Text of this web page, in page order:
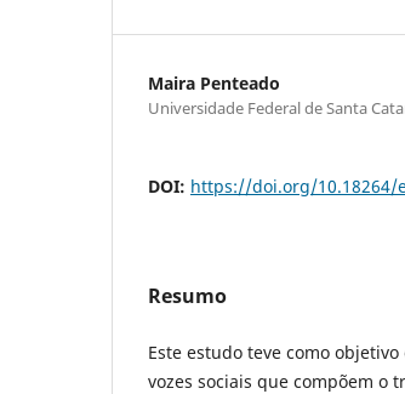
Maira Penteado
Universidade Federal de Santa
DOI: https://doi.org/10.18264/
Resumo
Este estudo teve como
vozes sociais que compõem o